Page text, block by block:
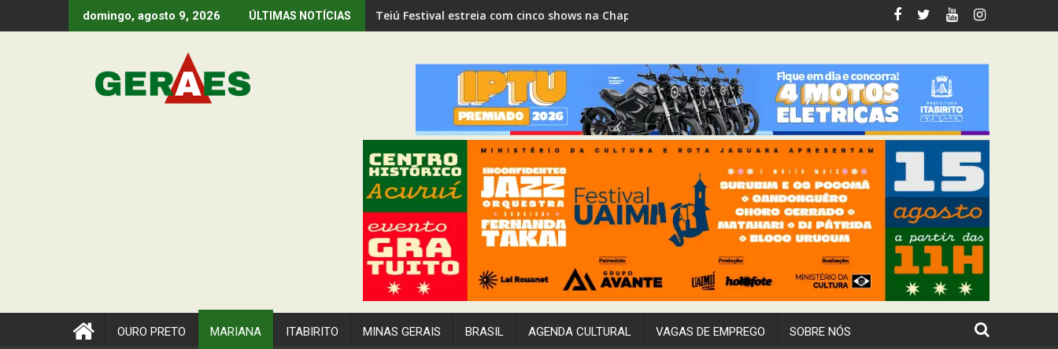
to
domingo, agosto 9, 2026 ÚLTIMAS NOTÍCIAS PM prende suspeito de duplo homicídio em Passagem de Mariana
OURO PRETO MARIANA ITABIRITO MINAS GERAIS BRASIL AGENDA CULTURAL VAGAS DE EMPREGO SOBRE NÓS